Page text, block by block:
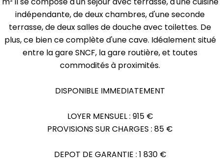
indépendante, de deux chambres, d'une seconde
terrasse, de deux salles de douche avec toilettes. De
plus, ce bien ce complète d'une cave. Idéalement situé
entre la gare SNCF, la gare routière, et toutes
commodités à proximités.
DISPONIBLE IMMEDIATEMENT
LOYER MENSUEL : 915 €
PROVISIONS SUR CHARGES : 85 €
DEPOT DE GARANTIE : 1 830 €